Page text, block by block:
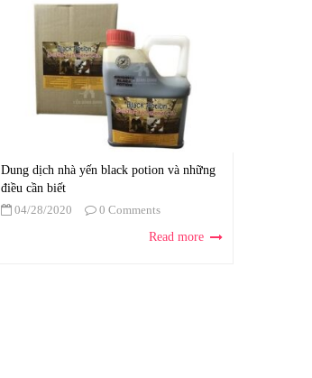
Dung dịch nhà yến black potion và những
điều cần biết
04/28/2020
0 Comments
Read more